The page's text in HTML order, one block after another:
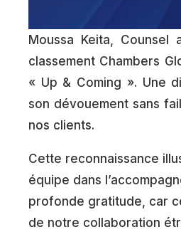
Moussa Keita,
classement Chambers
« Up & Coming ». Une
son dévouement sans
nos clients.
Cette reconnaissance
équipe dans
profonde gratitude, car
de notre collaboration